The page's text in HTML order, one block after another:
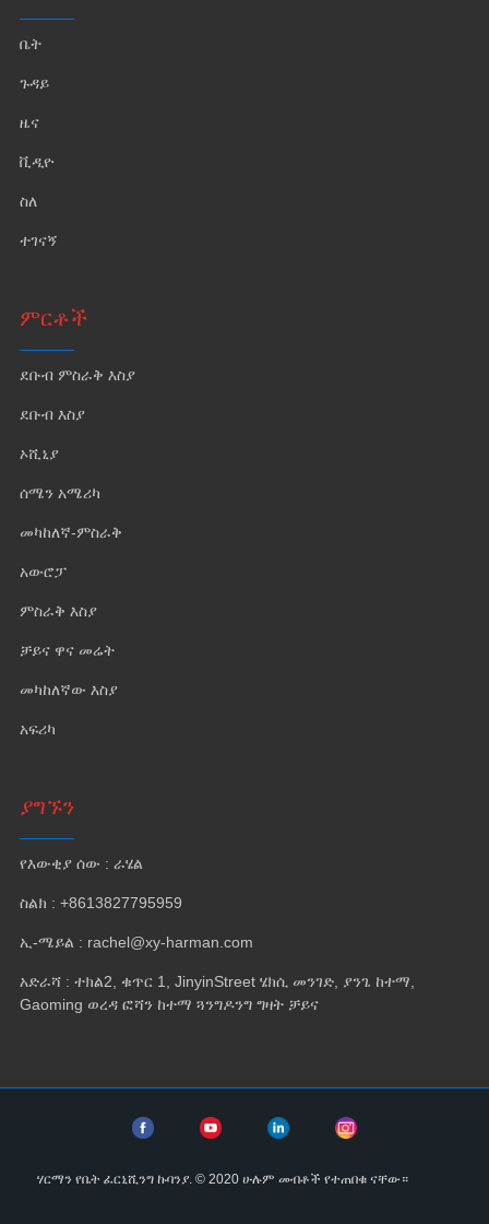
ቤት
ጉዳይ
ዜና
ቪዲዮ
ስለ
ተገናኝ
ምርቶች
ደቡብ ምስራቅ እስያ
ደቡብ እስያ
ኦሺኒያ
ሰሜን አሜሪካ
መካከለኛ-ምስራቅ
አውሮፓ
ምስራቅ እስያ
ቻይና ዋና መሬት
መካከለኛው እስያ
አፍሪካ
ያግኙን
የእውቂያ ሰው : ራሄል
ስልክ : +8613827795959
ኢ-ሜይል : rachel@xy-harman.com
አድራሻ : ተክል2, ቁጥር 1, JinyinStreet ሄክሲ መንገድ, ያንጌ ከተማ,
Gaoming ወረዳ ፎሻን ከተማ ጓንግዶንግ ግዛት ቻይና
ሃርማን የቤት ፈርኒሺንግ ኩባንያ. © 2020 ሁሉም መብቶች የተጠበቁ ናቸው።